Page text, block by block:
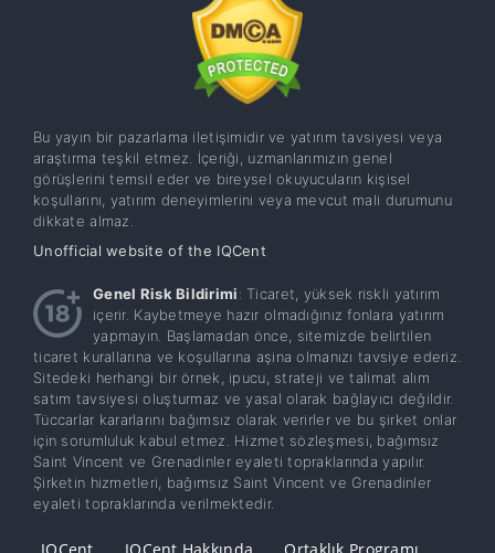
Bu yayın bir pazarlama iletişimidir ve yatırım tavsiyesi veya
araştırma teşkil etmez. İçeriği, uzmanlarımızın genel
görüşlerini temsil eder ve bireysel okuyucuların kişisel
koşullarını, yatırım deneyimlerini veya mevcut mali durumunu
dikkate almaz.
Unofficial website of the IQCent
Genel Risk Bildirimi: Ticaret, yüksek riskli yatırım
içerir. Kaybetmeye hazır olmadığınız fonlara yatırım
yapmayın. Başlamadan önce, sitemizde belirtilen
ticaret kurallarına ve koşullarına aşina olmanızı tavsiye ederiz.
Sitedeki herhangi bir örnek, ipucu, strateji ve talimat alım
satım tavsiyesi oluşturmaz ve yasal olarak bağlayıcı değildir.
Tüccarlar kararlarını bağımsız olarak verirler ve bu şirket onlar
için sorumluluk kabul etmez. Hizmet sözleşmesi, bağımsız
Saint Vincent ve Grenadinler eyaleti topraklarında yapılır.
Şirketin hizmetleri, bağımsız Saint Vincent ve Grenadinler
eyaleti topraklarında verilmektedir.
IQCent IQCent Hakkında Ortaklık Programı